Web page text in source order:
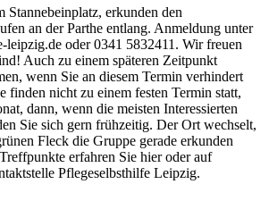
Stannebeinplatz, erkunden den
an der Parthe entlang. Anmeldung unter
leipzig.de oder 0341 5832411. Wir freuen
Auch zu einem späteren Zeitpunkt
wenn Sie an diesem Termin verhindert
finden nicht zu einem festen Termin statt,
dann, wenn die meisten Interessierten
Sie sich gern frühzeitig. Der Ort wechselt,
Fleck die Gruppe gerade erkunden
erfahren Sie hier oder auf
Pflegeselbsthilfe Leipzig.